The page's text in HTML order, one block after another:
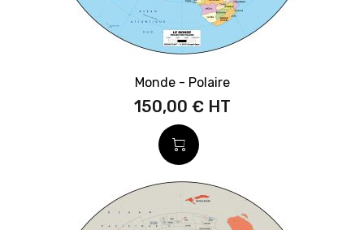
Monde - Polaire
150,00 €